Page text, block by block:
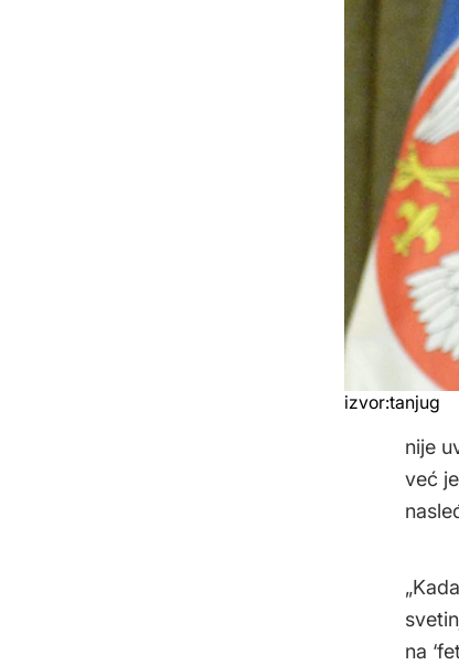
izvor:tanjug
nije
već
na